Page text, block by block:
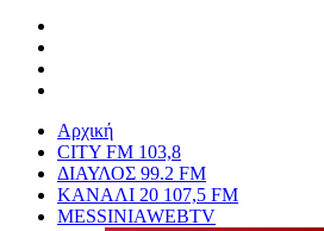
Αρχική
CITY FM 103,8
ΔΙΑΥΛΟΣ 99.2 FM
ΚΑΝΑΛΙ 20 107,5 FM
MESSINIAWEBTV